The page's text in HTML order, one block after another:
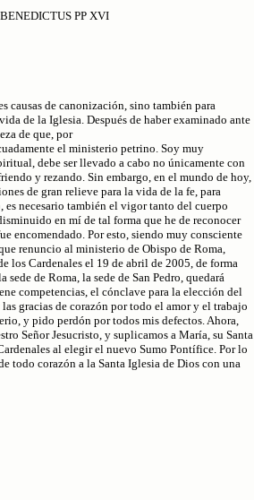
PP XVI
causas de canonización, sino también para
de la Iglesia. Después de haber examinado ante
de que, por
el ministerio petrino. Soy muy
debe ser llevado a cabo no únicamente con
y rezando. Sin embargo, en el mundo de hoy,
de gran relieve para la vida de la fe, para
es necesario también el vigor tanto del cuerpo
en mí de tal forma que he de reconocer
encomendado. Por esto, siendo muy consciente
renuncio al ministerio de Obispo de Roma,
los Cardenales el 19 de abril de 2005, de forma
de Roma, la sede de San Pedro, quedará
competencias, el cónclave para la elección del
gracias de corazón por todo el amor y el trabajo
y pido perdón por todos mis defectos. Ahora,
Señor Jesucristo, y suplicamos a María, su Santa
al elegir el nuevo Sumo Pontífice. Por lo
todo corazón a la Santa Iglesia de Dios con una